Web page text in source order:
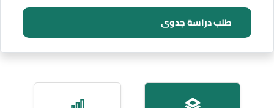
طلب دراسة جدوى